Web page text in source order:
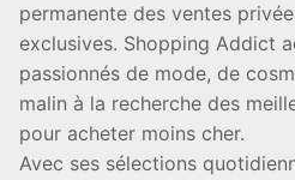
permanente des ventes
exclusives. Shopping Addict
passionnés de mode, de
malin à la recherche des
pour acheter moins cher.
Avec ses sélections